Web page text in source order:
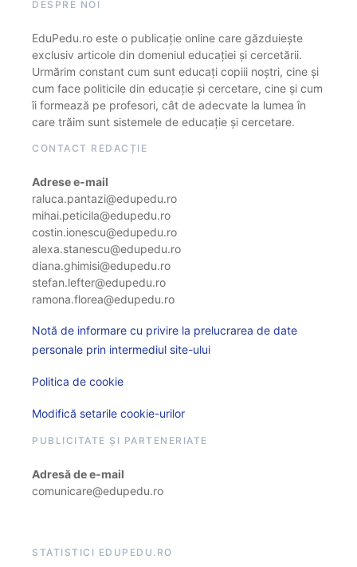
DESPRE NOI
EduPedu.ro este o publicație online care găzduiește
exclusiv articole din domeniul educației și cercetării.
Urmărim constant cum sunt educați copiii noștri, cine și
cum face politicile din educație și cercetare, cine și cum
îi formează pe profesori, cât de adecvate la lumea în
care trăim sunt sistemele de educație și cercetare.
CONTACT REDACȚIE
Adrese e-mail
raluca.pantazi@edupedu.ro
mihai.peticila@edupedu.ro
costin.ionescu@edupedu.ro
alexa.stanescu@edupedu.ro
diana.ghimisi@edupedu.ro
stefan.lefter@edupedu.ro
ramona.florea@edupedu.ro
Notă de informare cu privire la prelucrarea de date
personale prin intermediul site-ului
Politica de cookie
Modifică setarile cookie-urilor
PUBLICITATE ȘI PARTENERIATE
Adresă de e-mail
comunicare@edupedu.ro
STATISTICI EDUPEDU.RO